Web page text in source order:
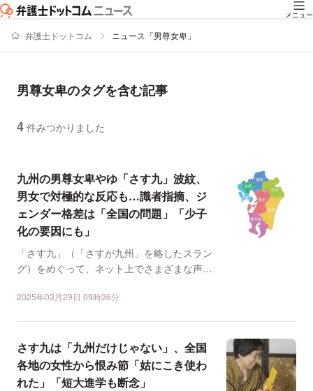
メニュー
弁護士ドットコム ニュース「男尊女卑」
男尊女卑のタグを含む記事
4 件みつかりました
九州の男尊女卑やゆ「さす九」波紋、
男女で対極的な反応も…識者指摘、ジ
ェンダー格差は「全国の問題」「少子
化の要因にも」
「さす九」（「さすが九州」を略したスラン
グ）をめぐって、ネット上でさまざまな声が
2025年03月29日 09時36分
さす九は「九州だけじゃない」、全国
各地の女性から恨み節「姑にこき使わ
れた」「短大進学も断念」